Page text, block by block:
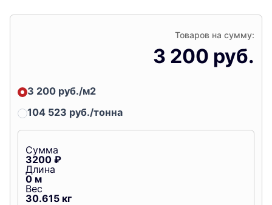
Товаров на сумму:
3 200 руб.
3 200 руб./м2
104 523 руб./тонна
Сумма
3200 ₽
Длина
0м
Вес
30.615 кг